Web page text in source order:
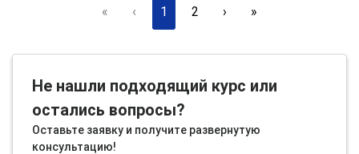
« ‹ 1 2 › »
Не нашли подходящий курс или
остались вопросы?
Оставьте заявку и получите развернутую
консультацию!